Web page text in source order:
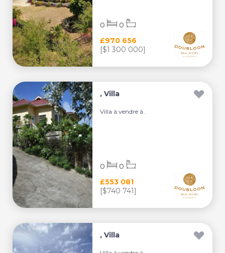
£970 656
[$1 300 000]
0 0
, Villa
Villa à vendre à .
£553 081
[$740 741]
0 0
, Villa